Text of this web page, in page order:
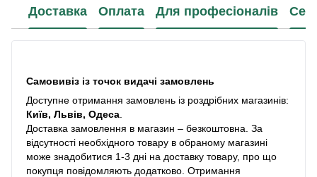
Доставка Оплата Для професіоналів
Самовивіз із точок видачі замовлень
Доступне отримання замовлень із роздрібних магазинів:
Київ, Львів, Одеса
Доставка замовлення в магазин – безкоштовна. За
відсутності необхідного товару в обраному магазині
може знадобитися 1-3 дні на доставку товару, про що
покупця повідомляють додатково. Отримання